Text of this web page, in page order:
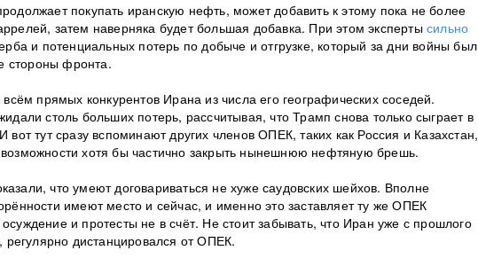
покупать иранскую нефть, может добавить к этому пока не более
затем наверняка будет большая добавка. При этом экспертысильно
и потенциальных потерь по добыче и отгрузке, который за дни войны был
стороны фронта.
прямых конкурентов Ирана из числа его географических соседей.
столь больших потерь, рассчитывая, что Трамп снова только сыграет в
тут сразу вспоминают других членов ОПЕК, таких как Россия и Казахстан,
хотя бы частично закрыть нынешнюю нефтяную брешь.
что умеют договариваться не хуже саудовских шейхов. Вполне
имеют место и сейчас, и именно это заставляет ту же ОПЕК
и протесты не в счёт. Не стоит забывать, что Иран уже с прошлого
регулярно дистанцировался от ОПЕК.